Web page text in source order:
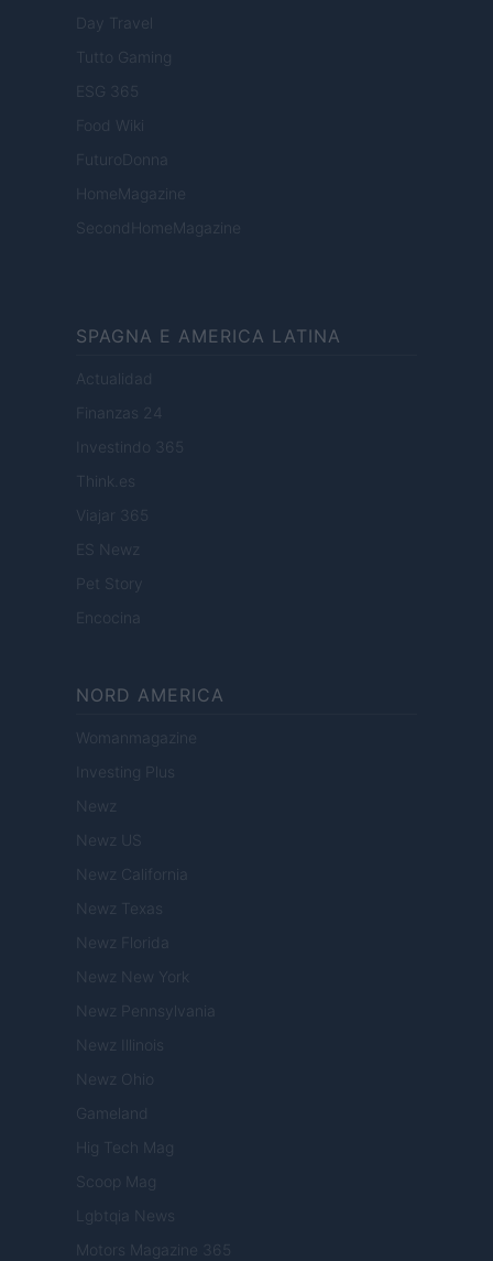
Day Travel
Tutto Gaming
ESG 365
Food Wiki
FuturoDonna
HomeMagazine
SecondHomeMagazine
SPAGNA E AMERICA LATINA
Actualidad
Finanzas 24
Investindo 365
Think.es
Viajar 365
ES Newz
Pet Story
Encocina
NORD AMERICA
Womanmagazine
Investing Plus
Newz
Newz US
Newz California
Newz Texas
Newz Florida
Newz New York
Newz Pennsylvania
Newz Illinois
Newz Ohio
Gameland
Hig Tech Mag
Scoop Mag
Lgbtqia News
Motors Magazine 365